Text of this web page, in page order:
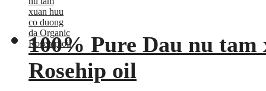
100% Pure Dau nu
Rosehip oil